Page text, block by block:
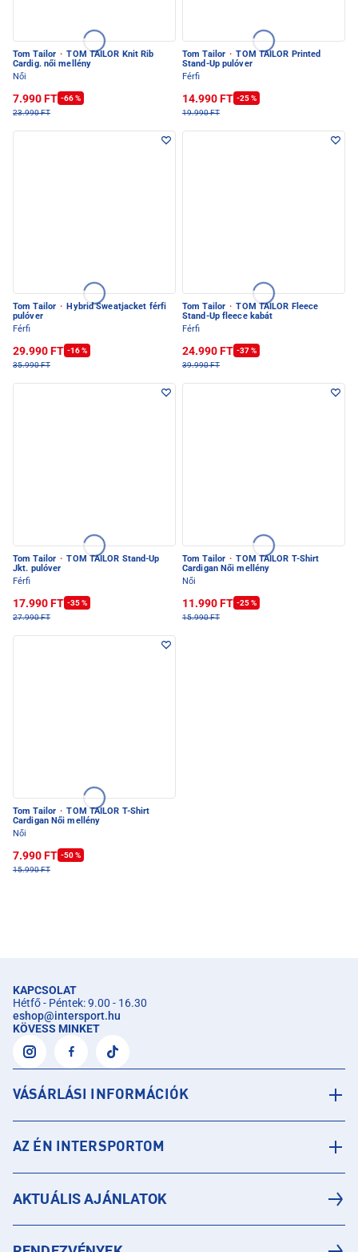
Tom Tailor · TOM TAILOR Knit Rib
Cardig. női mellény
Női
7.990 FT -66 %
23.990 FT
Tom Tailor · TOM TAILOR Printed
Stand-Up pulóver
Férfi
14.990 FT -25 %
19.990 FT
Tom Tailor · Hybrid Sweatjacket férfi
pulóver
Férfi
29.990 FT -16 %
35.990 FT
Tom Tailor · TOM TAILOR Fleece
Stand-Up fleece kabát
Férfi
24.990 FT -37 %
39.990 FT
Tom Tailor · TOM TAILOR Stand-Up
Jkt. pulóver
Férfi
17.990 FT -35 %
27.990 FT
Tom Tailor · TOM TAILOR T-Shirt
Cardigan Női mellény
Női
11.990 FT -25 %
15.990 FT
Tom Tailor · TOM TAILOR T-Shirt
Cardigan Női mellény
Női
7.990 FT -50 %
15.990 FT
KAPCSOLAT
Hétfő - Péntek: 9.00 - 16.30
eshop@intersport.hu
KÖVESS MINKET
VÁSÁRLÁSI INFORMÁCIÓK
AZ ÉN INTERSPORTOM
AKTUÁLIS AJÁNLATOK